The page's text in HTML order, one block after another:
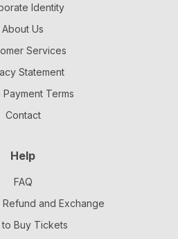
Identity
About Us
Services
Statement
Payment Terms
Contact
Help
FAQ
and Exchange
Buy Tickets